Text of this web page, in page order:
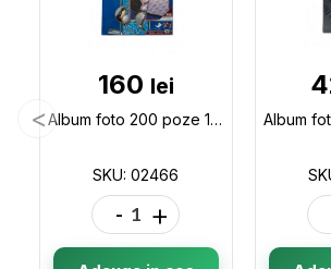
160 lei
Album foto 200 poze 10*15cm in cutie 02466
SKU: 02466
- +